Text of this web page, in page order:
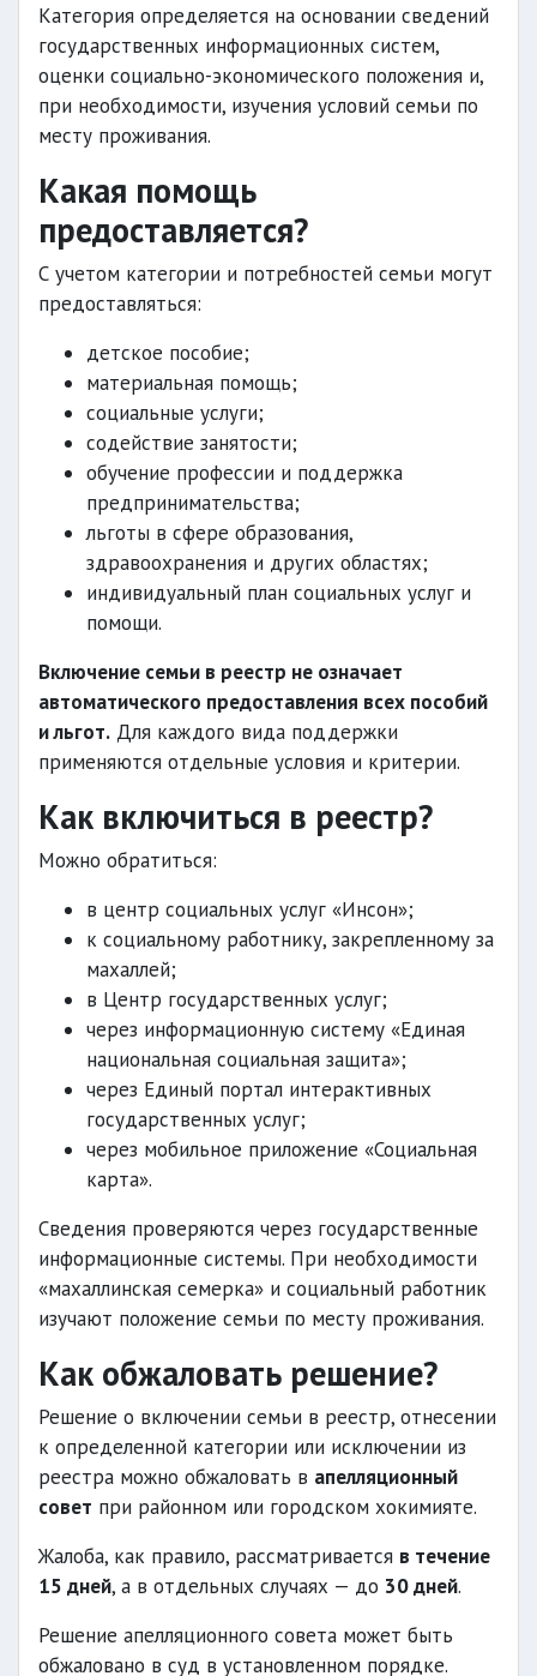
Категория определяется на основании сведений
государственных информационных систем,
оценки социально-экономического положения и,
при необходимости, изучения условий семьи по
месту проживания.
Какая помощь
предоставляется?
С учетом категории и потребностей семьи могут
предоставляться:
детское пособие;
материальная помощь;
социальные услуги;
содействие занятости;
обучение профессии и поддержка
предпринимательства;
льготы в сфере образования,
здравоохранения и других областях;
индивидуальный план социальных услуг и
помощи.
Включение семьи в реестр не означает
автоматического предоставления всех пособий
и льгот. Для каждого вида поддержки
применяются отдельные условия и критерии.
Как включиться в реестр?
Можно обратиться:
в центр социальных услуг «Инсон»;
к социальному работнику, закрепленному за
махаллей;
в Центр государственных услуг;
через информационную систему «Единая
национальная социальная защита»;
через Единый портал интерактивных
государственных услуг;
через мобильное приложение «Социальная
карта».
Сведения проверяются через государственные
информационные системы. При необходимости
«махаллинская семерка» и социальный работник
изучают положение семьи по месту проживания.
Как обжаловать решение?
Решение о включении семьи в реестр, отнесении
к определенной категории или исключении из
реестра можно обжаловать в апелляционный
совет при районном или городском хокимияте.
Жалоба, как правило, рассматривается в течение
15 дней, а в отдельных случаях — до 30 дней.
Решение апелляционного совета может быть
обжаловано в суд в установленном порядке.